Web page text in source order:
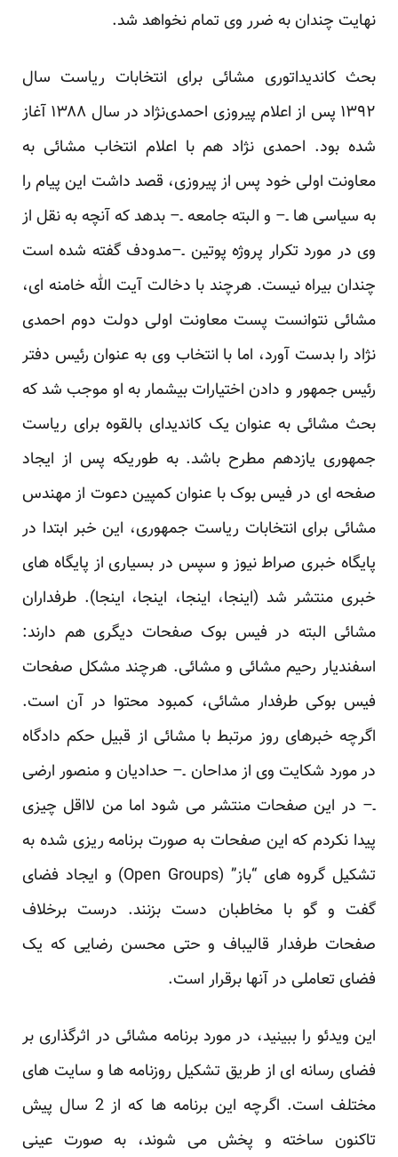
نهایت چندان به ضرر وی تمام نخواهد شد.
بحث کاندیداتوری مشائی برای انتخابات ریاست سال
۱۳۹۲ پس از اعلام پیروزی احمدی‌نژاد در سال ۱۳۸۸ آغاز
شده بود. احمدی نژاد هم با اعلام انتخاب مشائی به
معاونت اولی خود پس از پیروزی، قصد داشت این پیام را
به سیاسی ها ـ– و البته جامعه ـ– بدهد که آنچه به نقل از
وی در مورد تکرار پروژه پوتین ـ–مدودف گفته شده است
چندان بیراه نیست. هرچند با دخالت آیت الله خامنه ای،
مشائی نتوانست پست معاونت اولی دولت دوم احمدی
نژاد را بدست آورد، اما با انتخاب وی به عنوان رئیس دفتر
رئیس جمهور و دادن اختیارات بیشمار به او موجب شد که
بحث مشائی به عنوان یک کاندیدای بالقوه برای ریاست
جمهوری یازدهم مطرح باشد. به طوریکه پس از ایجاد
صفحه ای در فیس بوک با عنوانکمپین دعوت از مهندس
مشائی برای انتخابات ریاست جمهوری، این خبر ابتدا در
پایگاه خبری صراط نیوز و سپس در بسیاری از پایگاه های
خبری منتشر شد (اینجا، اینجا، اینجا، اینجا). طرفداران
مشائی البته در فیس بوک صفحات دیگری هم دارند:
اسفندیار رحیم مشائی ومشائی. هرچند مشکل صفحات
فیس بوکی طرفدار مشائی، کمبود محتوا در آن است.
اگرچه خبرهای روز مرتبط با مشائی از قبیل حکم دادگاه
در مورد شکایت وی از مداحان ـ– حدادیان و منصور ارضی
ـ– در این صفحات منتشر می شود اما من لااقل چیزی
پیدا نکردم که این صفحات به صورت برنامه ریزی شده به
تشکیل گروه های “باز” (Open Groups) و ایجاد فضای
گفت و گو با مخاطبان دست بزنند. درست برخلاف
صفحات طرفدار قالیباف و حتی محسن رضایی که یک
فضای تعاملی در آنها برقرار است.
این ویدئو را ببینید، در مورد برنامه مشائی در اثرگذاری بر
فضای رسانه ای از طریق تشکیل روزنامه ها و سایت های
مختلف است. اگرچه این برنامه ها که از 2 سال پیش
تاکنون ساخته و پخش می شوند، به صورت عینی